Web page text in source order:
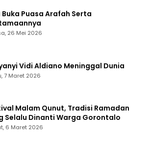
Buka Puasa Arafah Serta
26 Mei 2026
Vidi Aldiano Meninggal Dunia
7 Maret 2026
Malam Qunut, Tradisi Ramadan
Selalu Dinanti Warga Gorontalo
6 Maret 2026